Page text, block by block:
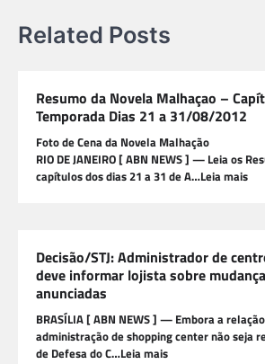
Related Posts
Resumo da Novela Malhaçao –
Temporada Dias 21 a 31/08/2012
Foto de Cena da Novela Malhação
RIO DE JANEIRO [ ABN NEWS ] — Leia os
capítulos dos dias 21 a 31 de A…Leia mais
Decisão/STJ: Administrador de
deve informar lojista sobre
anunciadas
BRASÍLIA [ ABN NEWS ] — Embora a
administração de shopping center não seja
de Defesa do C…Leia mais